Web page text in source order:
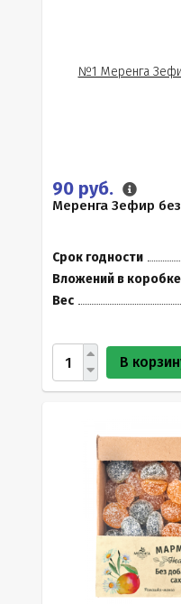
90 руб.
Меренга Зефир без
Срок годности
Вложений в коробке
Вес
В